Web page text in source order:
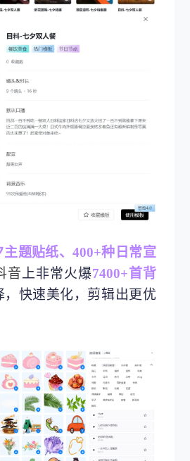
主题贴纸、400+种日常宣
音 上非常火爆7400+首背
，快速美化，剪辑出更优